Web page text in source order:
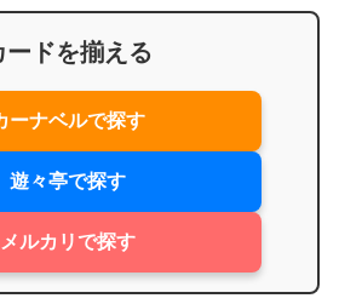
ードを揃える
ーナベルで探す
遊々亭で探す
メルカリで探す